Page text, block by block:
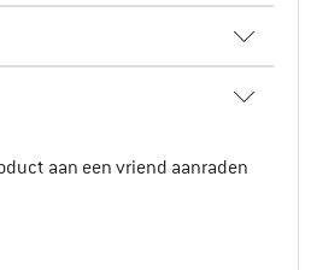
aan een vriend aanraden